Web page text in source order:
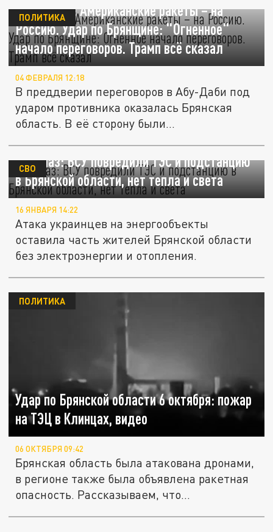
Вот это да! Американские ракеты – на
Россию. Удар по Брянщине: "Огненное"
начало переговоров. Трамп всё сказал
ПОЛИТИКА
04 ФЕВРАЛЯ 12:18
В преддверии переговоров в Абу-Даби под
ударом противника оказалась Брянская
область. В её сторону были...
Богомаз: ВСУ повредили ТЭС и подстанцию
в Брянской области, нет тепла и света
СВО
16 ЯНВАРЯ 14:22
Атака украинцев на энергообъекты
оставила часть жителей Брянской области
без электроэнергии и отопления.
Удар по Брянской области 6 октября: пожар
на ТЭЦ в Клинцах, видео
ПОЛИТИКА
06 ОКТЯБРЯ 09:42
Брянская область была атакована дронами,
в регионе также была объявлена ракетная
опасность. Рассказываем, что...